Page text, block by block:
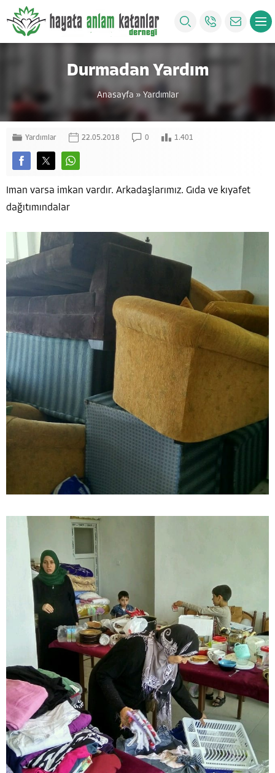
Durmadan Yardım
Anasayfa » Yardımlar
Yardımlar 22.05.2018 0 1.401
Iman varsa imkan vardır. Arkadaşlarımız. Gıda ve kıyafet
dağıtımındalar